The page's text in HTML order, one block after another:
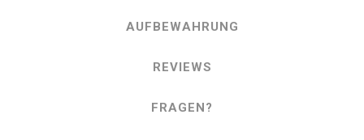
AUFBEWAHRUNG
REVIEWS
FRAGEN?